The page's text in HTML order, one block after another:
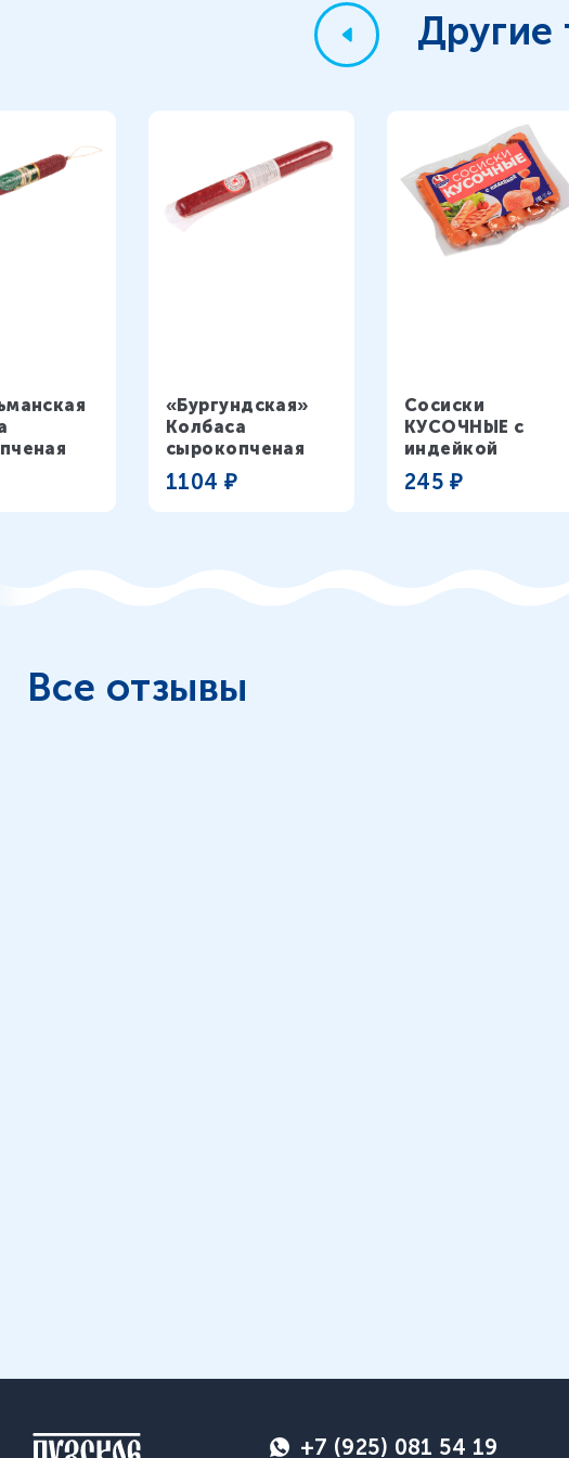
На Рузском Молоке Другие
«Бургундская»
Колбаса
сырокопченая
1104₽
Сосиски
КУСОЧНЫЕ с
индейкой
245 ₽
Все отзывы
+7 (925) 081 54 19